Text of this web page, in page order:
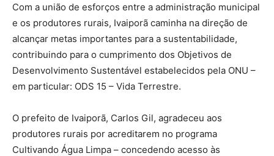
Com a união de esforços entre a administração municipal
e os produtores rurais, Ivaiporã caminha na direção de
alcançar metas importantes para a sustentabilidade,
contribuindo para o cumprimento dos Objetivos de
Desenvolvimento Sustentável estabelecidos pela ONU –
em particular: ODS 15 – Vida Terrestre.
O prefeito de Ivaiporã, Carlos Gil, agradeceu aos
produtores rurais por acreditarem no programa
Cultivando Água Limpa – concedendo acesso às